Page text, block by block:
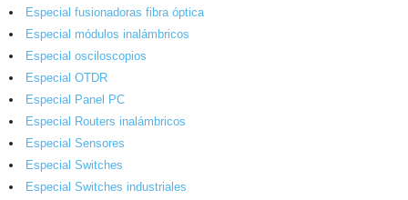
Especial fusionadoras fibra óptica
Especial módulos inalámbricos
Especial osciloscopios
Especial OTDR
Especial Panel PC
Especial Routers inalámbricos
Especial Sensores
Especial Switches
Especial Switches industriales